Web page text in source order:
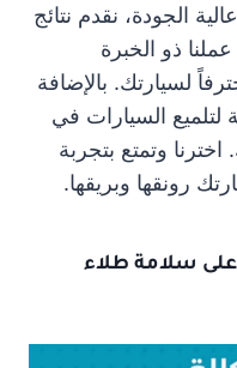
الجودة، نقدم نتائج
ذو الخبرة
لسيارتك. بالإضافة
لتلميع السيارات في
وتمتع بتجربة
رونقها وبريقها.
سلامة طلاء